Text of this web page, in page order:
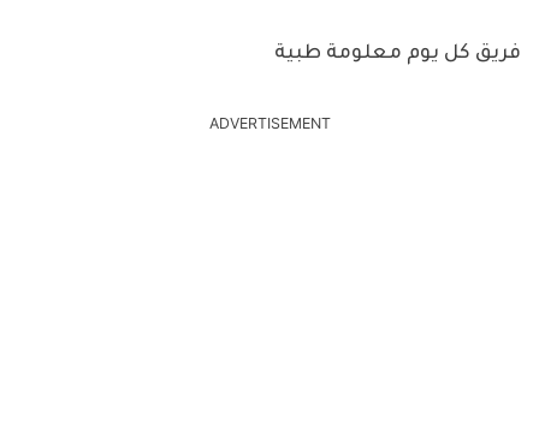
فريق كل يوم معلومة طبية
ADVERTISEMENT